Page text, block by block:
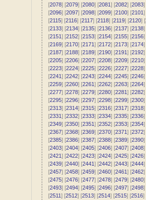
[2078] [2079] [2080] [2081] [2082] [2083]
[2096] [2097] [2098] [2099] [2100] [2101]
[2115] [2116] [2117] [2118] [2119] [2120] [
[2133] [2134] [2135] [2136] [2137] [2138]
[2151] [2152] [2153] [2154] [2155] [2156]
[2169] [2170] [2171] [2172] [2173] [2174]
[2187] [2188] [2189] [2190] [2191] [2192]
[2205] [2206] [2207] [2208] [2209] [2210]
[2223] [2224] [2225] [2226] [2227] [2228]
[2241] [2242] [2243] [2244] [2245] [2246]
[2259] [2260] [2261] [2262] [2263] [2264]
[2277] [2278] [2279] [2280] [2281] [2282]
[2295] [2296] [2297] [2298] [2299] [2300]
[2313] [2314] [2315] [2316] [2317] [2318]
[2331] [2332] [2333] [2334] [2335] [2336]
[2349] [2350] [2351] [2352] [2353] [2354]
[2367] [2368] [2369] [2370] [2371] [2372]
[2385] [2386] [2387] [2388] [2389] [2390]
[2403] [2404] [2405] [2406] [2407] [2408]
[2421] [2422] [2423] [2424] [2425] [2426]
[2439] [2440] [2441] [2442] [2443] [2444]
[2457] [2458] [2459] [2460] [2461] [2462]
[2475] [2476] [2477] [2478] [2479] [2480]
[2493] [2494] [2495] [2496] [2497] [2498]
[2511] [2512] [2513] [2514] [2515] [2516]